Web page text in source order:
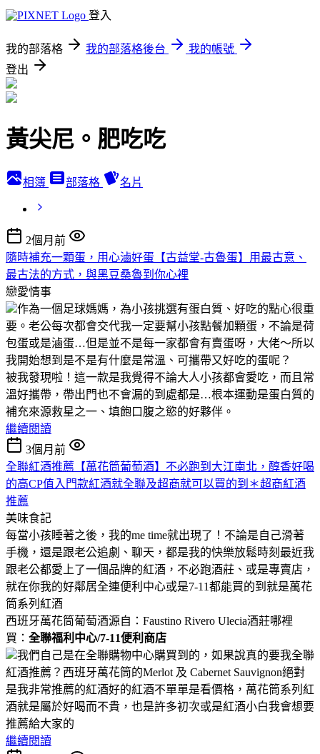
登入
我的部落格 我的部落格後台
我的帳號
登出
黃尖尼。肥吃吃
相簿 部落格 名片
2個月前
隨時補充一顆蛋，用心滷好蛋【古益堂-古魯蛋】用最古意、
最古法的方式，與黑豆桑魯到你心裡
戀愛情事
作為一個足球媽媽，為小孩挑選有蛋白質、好吃的點心很重
要。老公每次都會交代我一定要幫小孩點餐加顆蛋，不論是荷
包蛋或是滷蛋…但是並不是每一家都會有賣蛋呀，大佬～所以
我開始想到是不是有什麼是常溫、可攜帶又好吃的蛋呢？
被我發現啦！這一款是我覺得不論大人小孩都會愛吃，而且常
溫好攜帶，帶出門也不會漏的到處都是…根本運動是蛋白質的
補充來源救星之一、填飽口腹之慾的好夥伴。
繼續閱讀
3個月前
全聯紅酒推薦【萬花筒葡萄酒】不必跑到大江南北，醇香好喝
的高CP值入門款紅酒就全聯及超商就可以買的到＊超商紅酒
推薦
美味食記
每當小孩睡著之後，我的me time就出現了！不論是自己滑著
手機，還是跟老公追劇、聊天，都是我的快樂放鬆時刻最近我
跟老公都愛上了一個品牌的紅酒，不必跑酒莊、或是專賣店，
就在你我的好鄰居全連便利中心或是7-11都能買的到就是萬花
筒系列紅酒
西班牙萬花筒葡萄酒源自：Faustino Rivero Ulecia酒莊哪裡
買： 全聯福利中心/7-11便利商店
我們自己是在全聯購物中心購買到的，如果說真的要我全聯
紅酒推薦？西班牙萬花筒的Merlot 及 Cabernet Sauvignon絕對
是我非常推薦的紅酒好的紅酒不單單是看價格，萬花筒系列紅
酒就是屬於好喝而不貴，也是許多初次或是紅酒小白我會想要
推薦給大家的
繼續閱讀